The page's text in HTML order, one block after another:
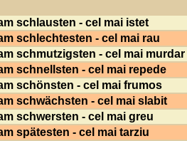
schlausten - cel mai istet
schlechtesten - cel mai rau
schmutzigsten - cel mai murdar
schnellsten - cel mai repede
schönsten - cel mai frumos
schwächsten - cel mai slabit
schwersten - cel mai greu
spätesten - cel mai tarziu